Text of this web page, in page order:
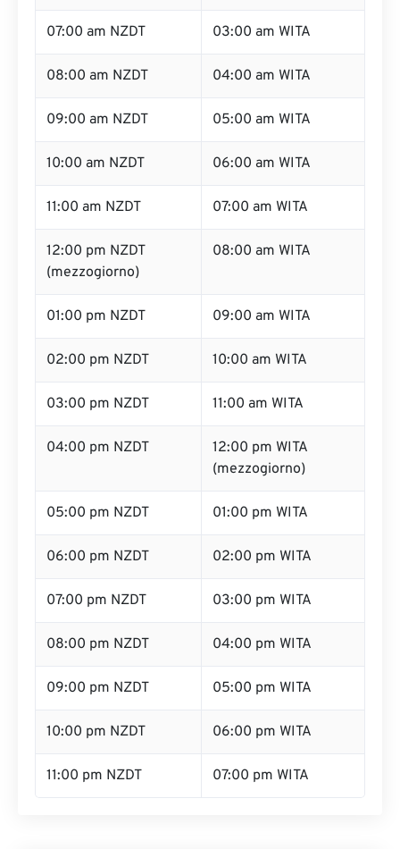
07:00 am NZDT 03:00 am WITA
08:00 am NZDT 04:00 am WITA
09:00 am NZDT 05:00 am WITA
10:00 am NZDT 06:00 am WITA
11:00 am NZDT 07:00 am WITA
12:00 pm NZDT
(mezzogiorno)
08:00 am WITA
01:00 pm NZDT 09:00 am WITA
02:00 pm NZDT 10:00 am WITA
03:00 pm NZDT 11:00 am WITA
04:00 pm NZDT
12:00 pm WITA
(mezzogiorno)
05:00 pm NZDT 01:00 pm WITA
06:00 pm NZDT 02:00 pm WITA
07:00 pm NZDT 03:00 pm WITA
08:00 pm NZDT 04:00 pm WITA
09:00 pm NZDT 05:00 pm WITA
10:00 pm NZDT 06:00 pm WITA
11:00 pm NZDT 07:00 pm WITA